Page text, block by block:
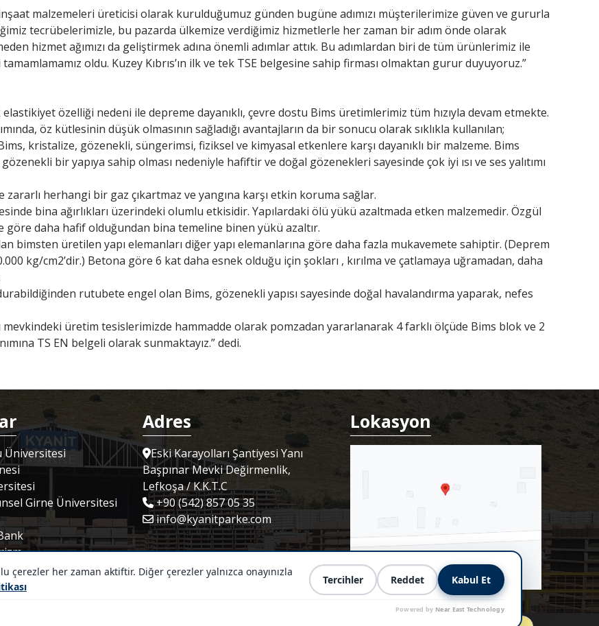
malzemeleri üreticisi olarak kurulduğumuz günden bugüne adımızı müşterilerimize güven ve gururla
tecrübelerimizle, bu pazarda ülkemize verdiğimiz hizmetlerle her zaman bir adım önde olarak
hizmet ağımızı da geliştirmek adına önemli adımlar attık. Bu adımlardan biri de tüm ürünlerimiz ile
oldu. Kuzey Kıbrıs’ın ilk ve tek TSE belgesine sahip firması olmaktan gurur duyuyoruz.”
özelliği nedeni ile depreme dayanıklı, çevre dostu Bims üretimlerimiz tüm hızıyla devam etmekte.
öz kütlesinin düşük olmasının sağladığı avantajların da bir sonucu olarak sıklıkla kullanılan;
kristalize, gözenekli, süngerimsi, fiziksel ve kimyasal etkenlere karşı dayanıklı bir malzeme. Bims
bir yapıya sahip olması nedeniyle hafiftir ve doğal gözenekleri sayesinde çok iyi ısı ve ses yalıtımı
zararlı herhangi bir gaz çıkartmaz ve yangına karşı etkin koruma sağlar.
bina ağırlıkları üzerindeki olumlu etkisidir. Yapılardaki ölü yükü azaltmada etken malzemedir. Özgül
göre daha hafif olduğundan bina temeline binen yükü azaltır.
bimsten üretilen yapı elemanları diğer yapı elemanlarına göre daha fazla mukavemete sahiptir. (Deprem
kg/cm2’dir.) Betona göre 6 kat daha esnek olduğu için şokları , kırılma ve çatlamaya uğramadan, daha
rutubete engel olan Bims, gözenekli yapısı sayesinde doğal havalandırma yaparak, nefes
üretim tesislerimizde hammadde olarak pomzadan yararlanarak 4 farklı ölçüde Bims blok ve 2
TS EN belgeli olarak sunmaktayız.” dedi.
Üniversitesi
Girne Üniversitesi
Vehicle
Adres
Eski Karayolları Şantiyesi Yanı
Başpınar Mevki Değirmenlik,
Lefkoşa / K.K.T.C
+90 (542) 857 05 35
info@kyanitparke.com
Lokasyon
çerezler her zaman aktiftir. Diğer çerezler yalnızca onayınızla
Tercihler Reddet Kabul Et
Powered by Near East Technology